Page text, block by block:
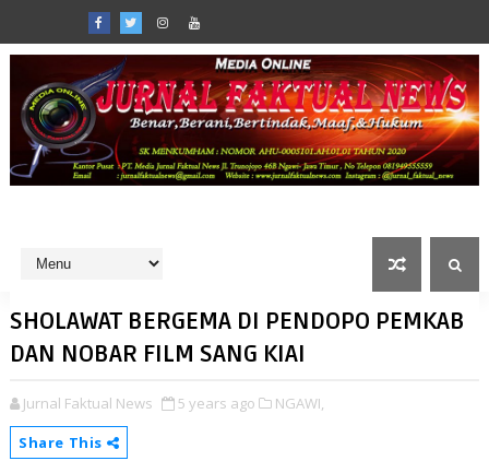
SHOLAWAT BERGEMA DI PENDOPO PEMKAB
DAN NOBAR FILM SANG KIAI
Jurnal Faktual News 5 years ago
NGAWI,
Share This